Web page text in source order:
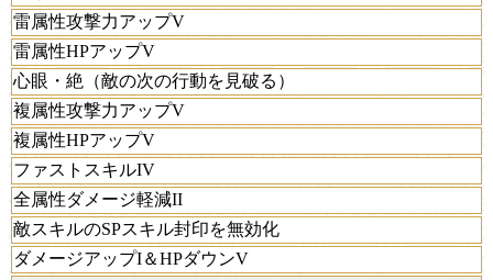
雷属性攻撃力アップV
雷属性HPアップV
心眼・絶（敵の次の行動を見破る）
複属性攻撃力アップV
複属性HPアップV
ファストスキルIV
全属性ダメージ軽減II
敵スキルのSPスキル封印を無効化
ダメージアップI＆HPダウンV